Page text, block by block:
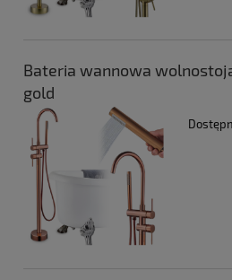
Bateria wannowa
gold